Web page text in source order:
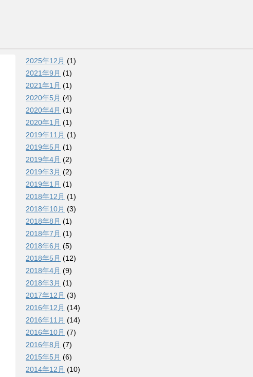
2025年12月 (1)
2021年9月 (1)
2021年1月 (1)
2020年5月 (4)
2020年4月 (1)
2020年1月 (1)
2019年11月 (1)
2019年5月 (1)
2019年4月 (2)
2019年3月 (2)
2019年1月 (1)
2018年12月 (1)
2018年10月 (3)
2018年8月 (1)
2018年7月 (1)
2018年6月 (5)
2018年5月 (12)
2018年4月 (9)
2018年3月 (1)
2017年12月 (3)
2016年12月 (14)
2016年11月 (14)
2016年10月 (7)
2016年8月 (7)
2015年5月 (6)
2014年12月 (10)